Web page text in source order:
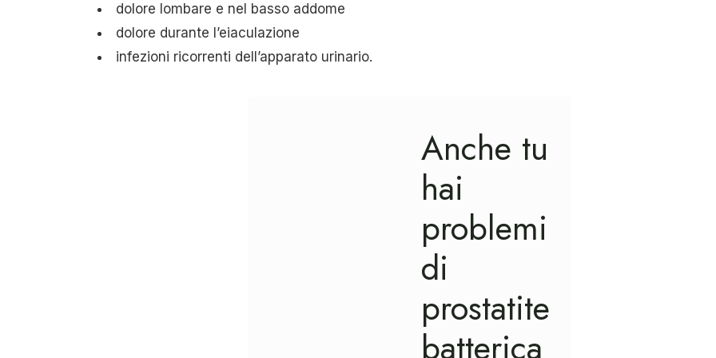
dolore lombare e nel basso addome
dolore durante l’eiaculazione
infezioni ricorrenti dell’apparato urinario.
Anche tu
hai
problemi
di
prostatite
batterica